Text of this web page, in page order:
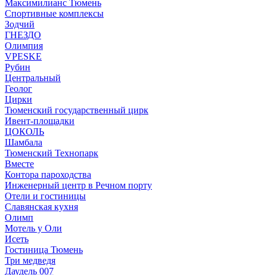
Максимилианс Тюмень
Спортивные комплексы
Зодчий
ГНЕЗДО
Олимпия
VPESKE
Рубин
Центральный
Геолог
Цирки
Тюменский государственный цирк
Ивент-площадки
ЦОКОЛЬ
Шамбала
Тюменский Технопарк
Вместе
Контора пароходства
Инженерный центр в Речном порту
Отели и гостиницы
Славянская кухня
Олимп
Мотель у Оли
Исеть
Гостиница Тюмень
Три медведя
Даудель 007